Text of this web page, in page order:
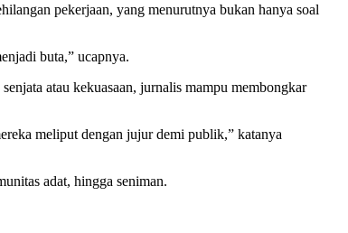
pekerjaan, yang menurutnya bukan hanya soal
buta,” ucapnya.
atau kekuasaan, jurnalis mampu membongkar
meliput dengan jujur demi publik,” katanya
adat, hingga seniman.